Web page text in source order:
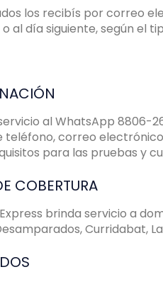
los recibís por correo
al día siguiente, según el
al WhatsApp 8806-
teléfono, correo
para las pruebas y
COBERTURA
Express brinda servicio a
Curridabat,